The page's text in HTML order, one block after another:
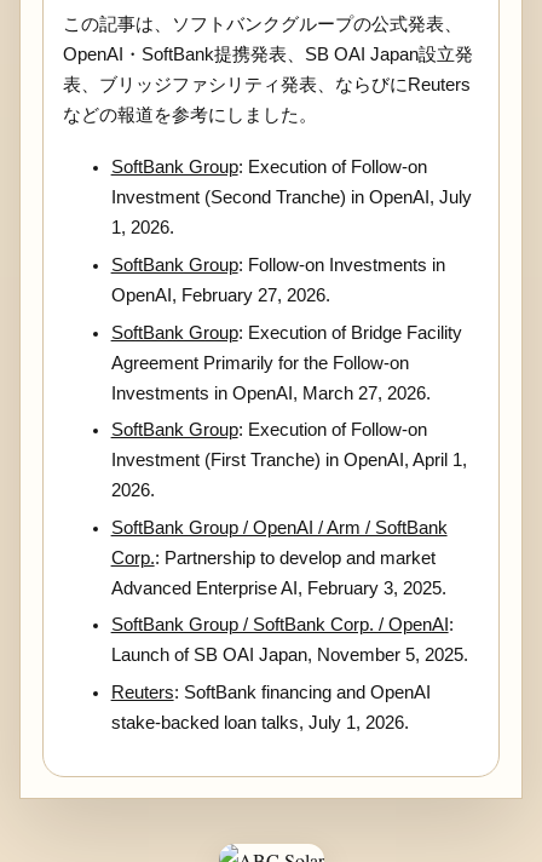
この記事は、ソフトバンクグループの公式発表、
OpenAI・SoftBank提携発表、SB OAI Japan設立発
表、ブリッジファシリティ発表、ならびにReuters
などの報道を参考にしました。
SoftBank Group: Execution of Follow-on
Investment (Second Tranche) in OpenAI, July
1, 2026.
SoftBank Group: Follow-on Investments in
OpenAI, February 27, 2026.
SoftBank Group: Execution of Bridge Facility
Agreement Primarily for the Follow-on
Investments in OpenAI, March 27, 2026.
SoftBank Group: Execution of Follow-on
Investment (First Tranche) in OpenAI, April 1,
2026.
SoftBank Group / OpenAI / Arm / SoftBank
Corp.: Partnership to develop and market
Advanced Enterprise AI, February 3, 2025.
SoftBank Group / SoftBank Corp. / OpenAI :
Launch of SB OAI Japan, November 5, 2025.
Reuters: SoftBank financing and OpenAI
stake-backed loan talks, July 1, 2026.